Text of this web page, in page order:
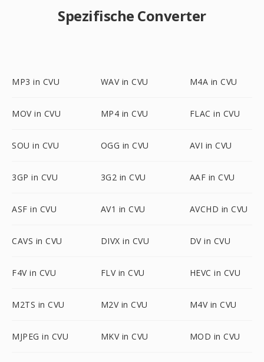
Spezifische Converter
MP3 in CVU WAV in CVU M4A in CVU
MOV in CVU MP4 in CVU FLAC in CVU
SOU in CVU OGG in CVU AVI in CVU
3GP in CVU 3G2 in CVU AAF in CVU
ASF in CVU AV1 in CVU AVCHD in CVU
CAVS in CVU DIVX in CVU DV in CVU
F4V in CVU FLV in CVU HEVC in CVU
M2TS in CVU M2V in CVU M4V in CVU
MJPEG in CVU MKV in CVU MOD in CVU